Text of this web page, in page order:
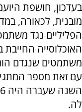
בעדכון, חושפת
מובנית, לכאורה,
הפליליים נגד
עם זאת מספר
לה.